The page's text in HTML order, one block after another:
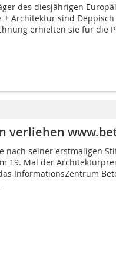
des diesjährigen
+ Architektur sind
erhielten sie für die
verliehen
nach seiner erstmaligen
19. Mal der
InformationsZentrum